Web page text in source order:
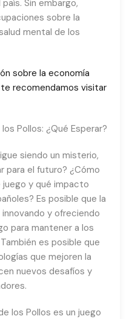
Sin embargo,
sobre la
mental de los
sobre la economía
recomendamos visitar
Pollos: ¿Qué Esperar?
siendo un misterio,
para el futuro? ¿Cómo
y qué impacto
Es posible que la
y ofreciendo
para mantener a los
es posible que
que mejoren la
nuevos desafíos y
los Pollos es un juego